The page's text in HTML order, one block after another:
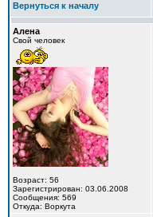
Вернуться к началу
Алена
Свой человек
Возраст: 56
Зарегистрирован: 03.06.2008
Сообщения: 569
Откуда: Воркута